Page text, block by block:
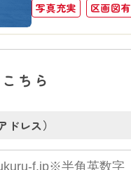
写真充実
区画図有
ちら
ドレス）